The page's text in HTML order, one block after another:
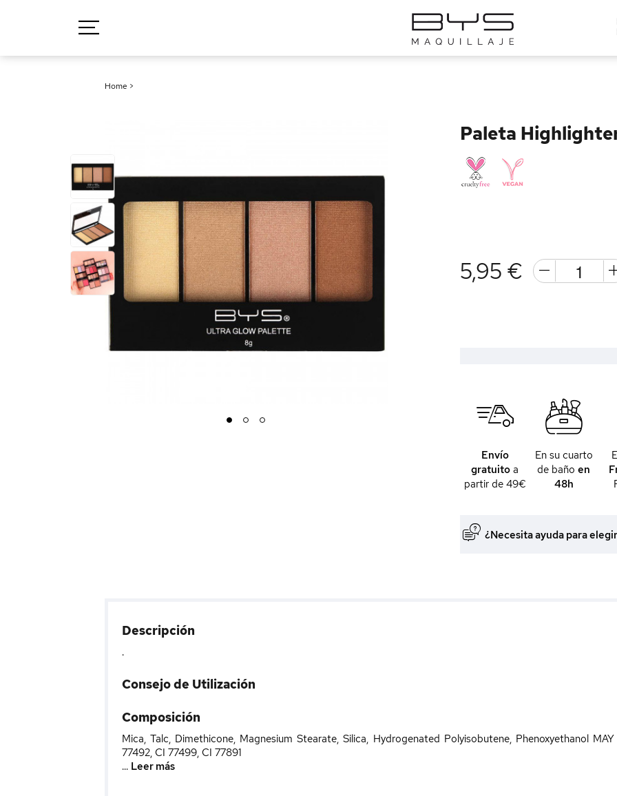
Home >
1 2 3
Paleta
5,95 €
Envío
gratuito a
partir de 49€
En su cuarto
de bañoen
48h
¿Necesita ayuda para
Descripción
.
Consejo de Utilización
Composición
Mica, Talc, Dimethicone, Magnesium Stearate, Silica, Hydrogenated Polyisobutene, Phenoxyethanol
77492, CI 77499, CI 77891
... Leer más